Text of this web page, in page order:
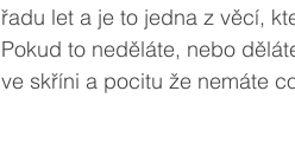
řadu let a je to jedna z věcí,
Pokud to neděláte, nebo
ve skříni a pocitu že nemáte